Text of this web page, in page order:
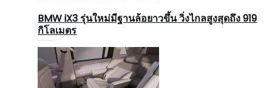
BMW iX3 รุ่นใหม่มีฐานล้อยาวขึ้น วิ่งไกลสูงสุดถึง 919
กิโลเมตร